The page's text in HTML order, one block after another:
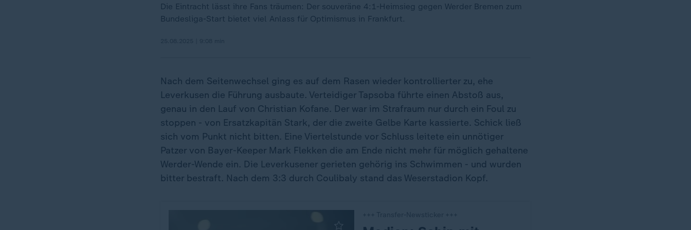
Die Eintracht lässt ihre Fans träumen: Der souveräne 4:1-Heimsieg gegen Werder Bremen zum
Bundesliga-Start bietet viel Anlass für Optimismus in Frankfurt.
Nach dem Seitenwechsel ging es auf dem Rasen wieder kontrollierter zu, ehe
Leverkusen die Führung ausbaute. Verteidiger Tapsoba führte einen Abstoß aus,
genau in den Lauf von Christian Kofane. Der war im Strafraum nur durch ein Foul zu
stoppen - von Ersatzkapitän Stark, der die zweite Gelbe Karte kassierte. Schick ließ
sich vom Punkt nicht bitten. Eine Viertelstunde vor Schluss leitete ein unnötiger
Patzer von Bayer-Keeper Mark Flekken die am Ende nicht mehr für möglich gehaltene
Werder-Wende ein. Die Leverkusener gerieten gehörig ins Schwimmen - und wurden
bitter bestraft. Nach dem 3:3 durch Coulibaly stand das Weserstadion Kopf.